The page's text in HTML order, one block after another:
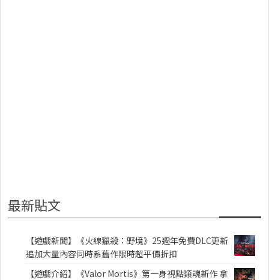
最新貼文
【遊戲新聞】《火線獵殺：野境》25週年免費DLC更新
追加大量內容同時系舊作限時超平價折扣
【遊戲介紹】《Valor Mortis》第一身視點類魂新作 拿